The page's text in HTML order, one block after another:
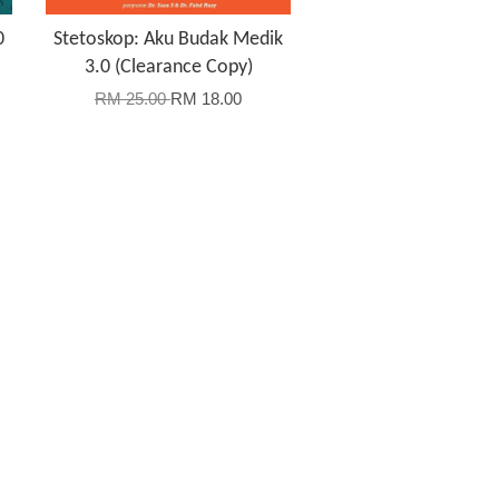
Stetoskop: Aku Budak Medik
3.0 (Clearance Copy)
RM 25.00RM 18.00